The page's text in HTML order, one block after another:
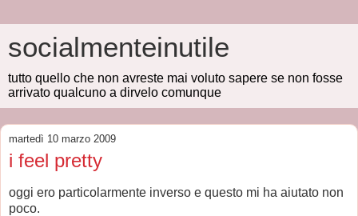
socialmenteinutile
tutto quello che non avreste mai voluto sapere se non fosse
arrivato qualcuno a dirvelo comunque
martedì 10 marzo 2009
i feel pretty
oggi ero particolarmente inverso e questo mi ha aiutato non
poco.